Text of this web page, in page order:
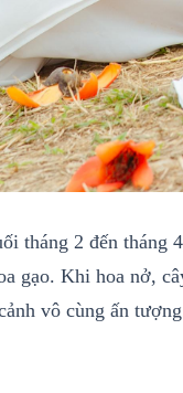
tháng 2 đến
gạo. Khi hoa nở,
vô cùng ấn